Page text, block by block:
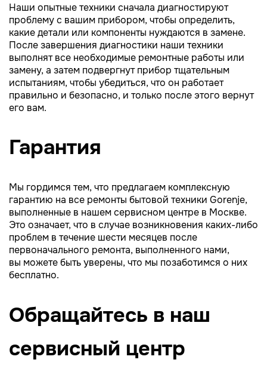
Наши опытные техники сначала диагностируют
проблему с вашим прибором, чтобы определить,
какие детали или компоненты нуждаются в замене.
После завершения диагностики наши техники
выполнят все необходимые ремонтные работы или
замену, а затем подвергнут прибор тщательным
испытаниям, чтобы убедиться, что он работает
правильно и безопасно, и только после этого вернут
его вам.
Гарантия
Мы гордимся тем, что предлагаем комплексную
гарантию на все ремонты бытовой техники Gorenje,
выполненные в нашем сервисном центре в Москве.
Это означает, что в случае возникновения каких-либо
проблем в течение шести месяцев после
первоначального ремонта, выполненного нами,
вы можете быть уверены, что мы позаботимся о них
бесплатно.
Обращайтесь в наш
сервисный центр